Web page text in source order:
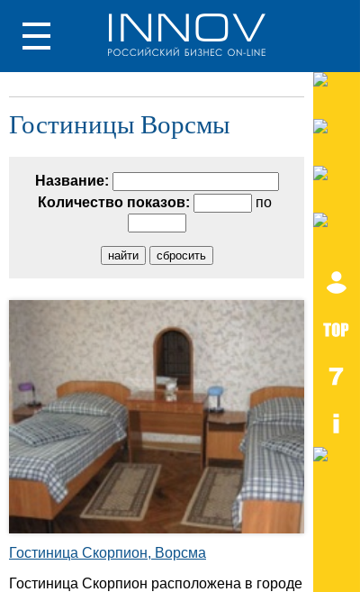
Гостиницы Ворсмы
Название:
Количество показов:
по
Гостиница Скорпион, Ворсма
Гостиница Скорпион расположена в городе